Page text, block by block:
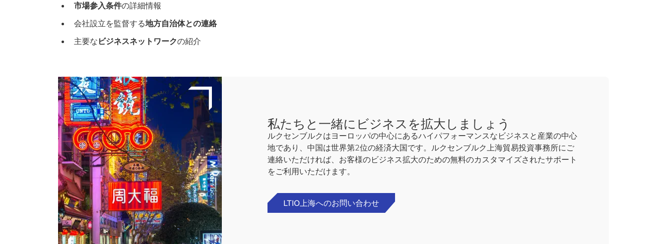
市場参入条件の詳細情報
会社設立を監督する地方自治体との連絡
主要な ビジネスネットワークの紹介
私たちと一緒にビジネスを拡大しましょう
ルクセンブルクはヨーロッパの中心にあるハイパフォーマンスなビジネスと産業の中心
地であり、中国は世界第2位の経済大国です。ルクセンブルク上海貿易投資事務所にご
連絡いただければ、お客様のビジネス拡大のための無料のカスタマイズされたサポート
をご利用いただけます。
LTIO上海へのお問い合わせ